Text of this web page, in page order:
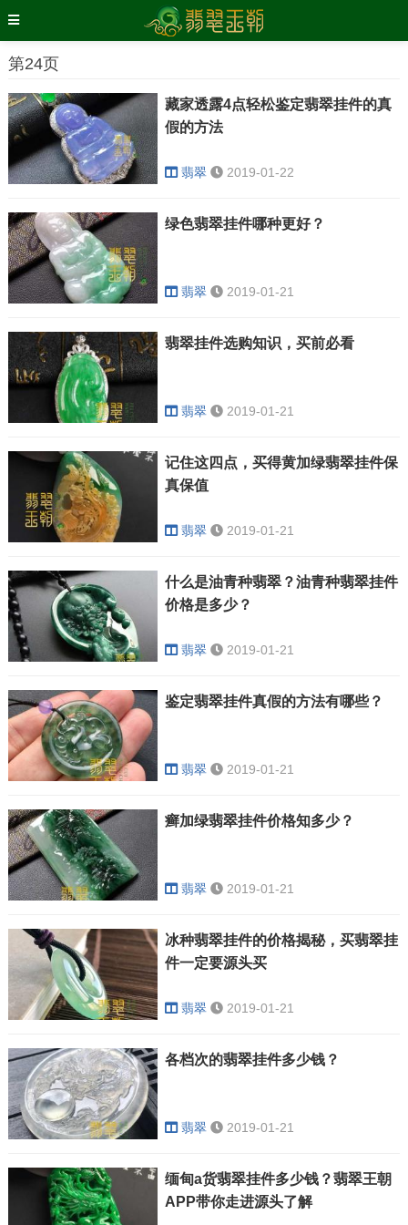
第24页
藏家透露4点轻松鉴定翡翠挂件的真
假的方法
翡翠 2019-01-22
绿色翡翠挂件哪种更好？
翡翠 2019-01-21
翡翠挂件选购知识，买前必看
翡翠 2019-01-21
记住这四点，买得黄加绿翡翠挂件保
真保值
翡翠 2019-01-21
什么是油青种翡翠？油青种翡翠挂件
价格是多少？
翡翠 2019-01-21
鉴定翡翠挂件真假的方法有哪些？
翡翠 2019-01-21
癣加绿翡翠挂件价格知多少？
翡翠 2019-01-21
冰种翡翠挂件的价格揭秘，买翡翠挂
件一定要源头买
翡翠 2019-01-21
各档次的翡翠挂件多少钱？
翡翠 2019-01-21
缅甸a货翡翠挂件多少钱？翡翠王朝
APP带你走进源头了解